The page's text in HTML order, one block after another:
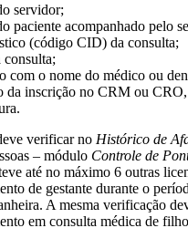
servidor;
paciente acompanhado pelo
(código CID) da consulta;
consulta;
com o nome do médico ou
da inscrição no CRM ou
verificar no Histórico de
– módulo Controle de
até no máximo 6 outras
de gestante durante o
A mesma verificação
em consulta médica de